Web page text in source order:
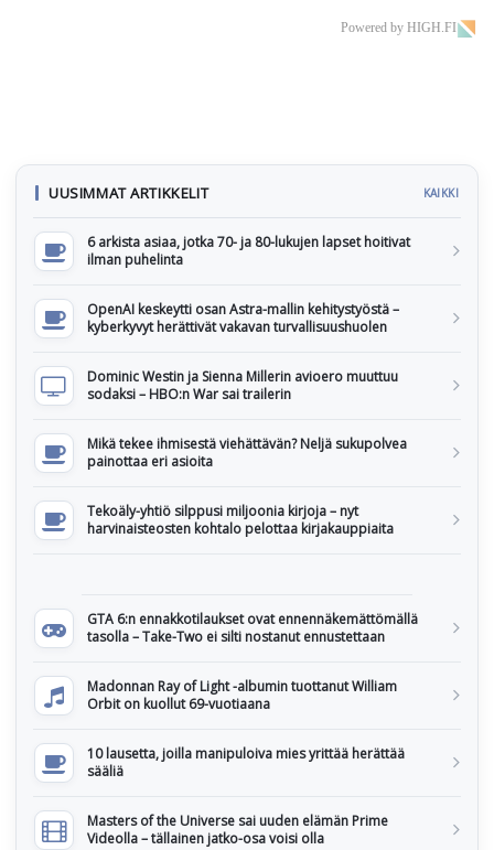
Powered by HIGH.FI
UUSIMMAT ARTIKKELIT KAIKKI
6 arkista asiaa, jotka 70- ja 80-lukujen lapset hoitivat
ilman puhelinta
OpenAI keskeytti osan Astra-mallin kehitystyöstä –
kyberkyvyt herättivät vakavan turvallisuushuolen
Dominic Westin ja Sienna Millerin avioero muuttuu
sodaksi – HBO:n War sai trailerin
Mikä tekee ihmisestä viehättävän? Neljä sukupolvea
painottaa eri asioita
Tekoäly-yhtiö silppusi miljoonia kirjoja – nyt
harvinaisteosten kohtalo pelottaa kirjakauppiaita
GTA 6:n ennakkotilaukset ovat ennennäkemättömällä
tasolla – Take-Two ei silti nostanut ennustettaan
Madonnan Ray of Light -albumin tuottanut William
Orbit on kuollut 69-vuotiaana
10 lausetta, joilla manipuloiva mies yrittää herättää
sääliä
Masters of the Universe sai uuden elämän Prime
Videolla – tällainen jatko-osa voisi olla